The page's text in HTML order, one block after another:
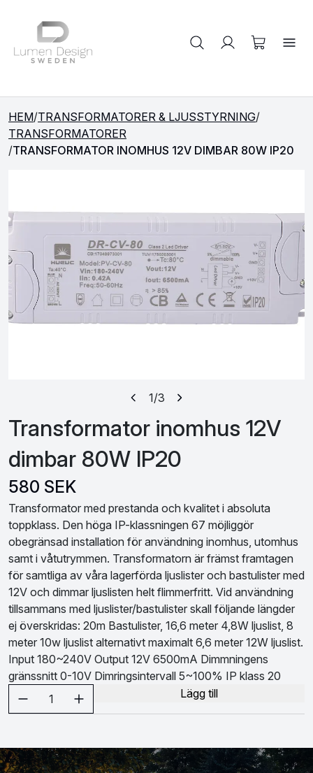
Sök på produkter
HEM/TRANSFORMATORER & LJUSSTYRNING/
TRANSFORMATORER
/TRANSFORMATOR INOMHUS 12V DIMBAR 80W IP20
1/3
Transformator inomhus 12V
dimbar 80W IP20
580 SEK
Transformator med prestanda och kvalitet i absoluta
toppklass. Den höga IP-klassningen 67 möjliggör
obegränsad installation för användning inomhus, utomhus
samt i våtutrymmen. Transformatorn är främst framtagen
för samtliga av våra lagerförda ljuslister och bastulister med
12V och dimmar ljuslisten helt flimmerfritt. Vid användning
tillsammans med ljuslister/bastulister skall följande längder
ej överskridas: 20m Bastulister, 16,6 meter 4,8W ljuslist, 8
meter 10w ljuslist alternativt maximalt 6,6 meter 12W ljuslist.
Input 180~240V Output 12V 6500mA Dimmningens
gränssnitt 0-10V Dimringsintervall 5~100% IP klass 20
Välj antal1 Lägg till